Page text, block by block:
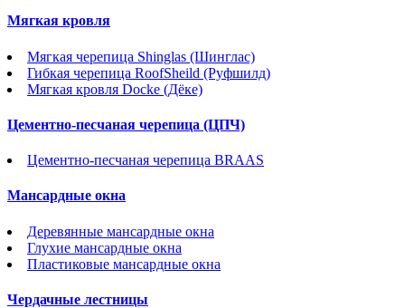
Мягкая кровля
Мягкая черепица Shinglas (Шинглас)
Гибкая черепица RoofSheild (Руфшилд)
Мягкая кровля Docke (Дёке)
Цементно-песчаная черепица (ЦПЧ)
Цементно-песчаная черепица BRAAS
Мансардные окна
Деревянные мансардные окна
Глухие мансардные окна
Пластиковые мансардные окна
Чердачные лестницы